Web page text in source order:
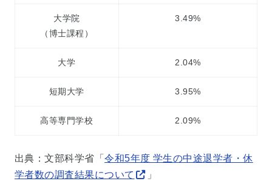
大学院
（博士課程）
3.49%
大学 2.04%
短期大学 3.95%
高等専門学校 2.09%
出典：文部科学省「令和5年度 学生の中途退学者・休
学者数の調査結果について
」